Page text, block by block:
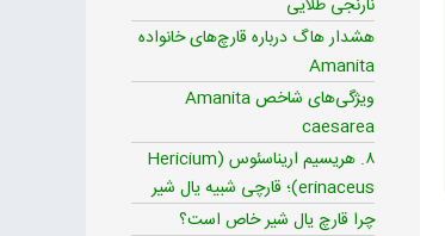
هشدار هاگ درباره قارچ‌های خانواده
Amanita
ویژگی‌های شاخص Amanita
caesarea
۸. هریسیم اریناسئوس (Hericium
erinaceus)؛ قارچی شبیه یال شیر
چرا قارچ یال شیر خاص است؟